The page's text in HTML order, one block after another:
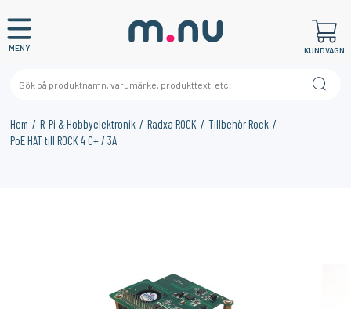
MENY KUNDVAGN
Hem R-Pi & Hobbyelektronik Radxa ROCK
Tillbehör Rock
PoE HAT till ROCK 4 C+ / 3A